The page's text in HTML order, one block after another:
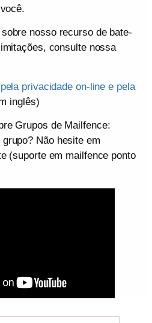
nosso recurso de bate-
consulte nossa
privacidade on-line e pela
inglês)
Grupos de Mailfence:
Não hesite em
(suporte em mailfence ponto